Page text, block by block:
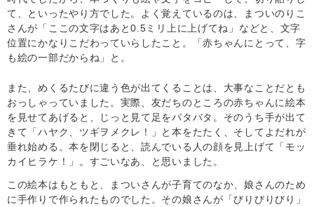
て、といったやり方でした。よく覚えているのは、まついのりこ
さんが「ここの文字はあと0.5ミリ上に上げてね」などと、文字
位置にかなりこだわっていらしたこと。「赤ちゃんにとって、字
も絵の一部だからね」と。
また、めくるたびに違う色が出てくることは、大事なことだとも
おっしゃっていました。実際、友だちのところの赤ちゃんに絵本
を見せてあげると、じっと見て足をバタバタ。そのうち手が出て
きて「ハヤク、ツギヲメクレ！」と本をたたく、そしてよだれが
垂れ始める。本を閉じると、読んでいる人の顔を見上げて「モッ
カイヒラケ！」。すごいなあ、と思いました。
この絵本はもともと、まついさんが子育てのなか、娘さんのため
に手作りで作られたものでした。その娘さんが「びりびりびり」